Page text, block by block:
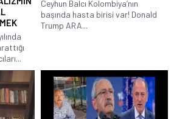
Ceyhun Balcı Kolombiya’nın
başında hasta birisi var! Donald
Trump ARA...